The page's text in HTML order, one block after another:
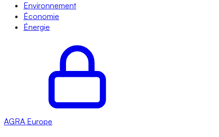
Environnement
Économie
Énergie
AGRA Europe